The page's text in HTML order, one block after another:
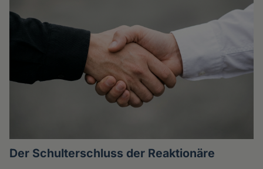
Der Schulterschluss der Reaktionäre